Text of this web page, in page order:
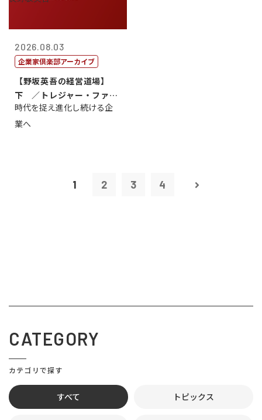
2026.08.03
企業家倶楽部アーカイブ
【野坂英吾の経営道場】
下 ／トレジャー・ファク
トリー社長野坂...
時代を捉え進化し続ける企
業へ
1 2 3 4
CATEGORY
カテゴリで探す
すべて トピックス